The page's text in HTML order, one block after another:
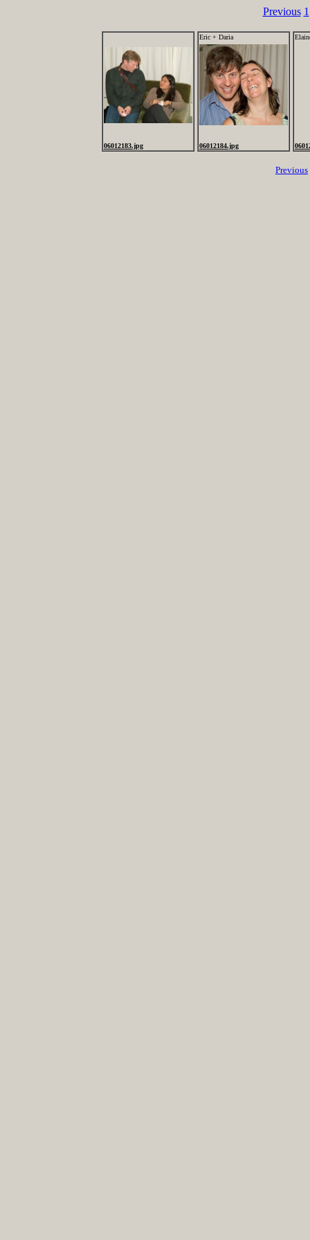
Previous 1
06012183.jpg
Eric + Daria
06012184.jpg
Previous